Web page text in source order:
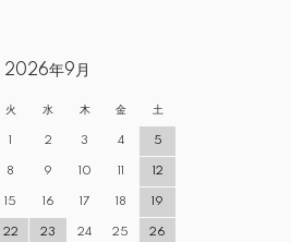
2026年9月
火 水 木 金 土
1 2 3 4 5
8 9 10 11 12
15 16 17 18 19
22 23 24 25 26